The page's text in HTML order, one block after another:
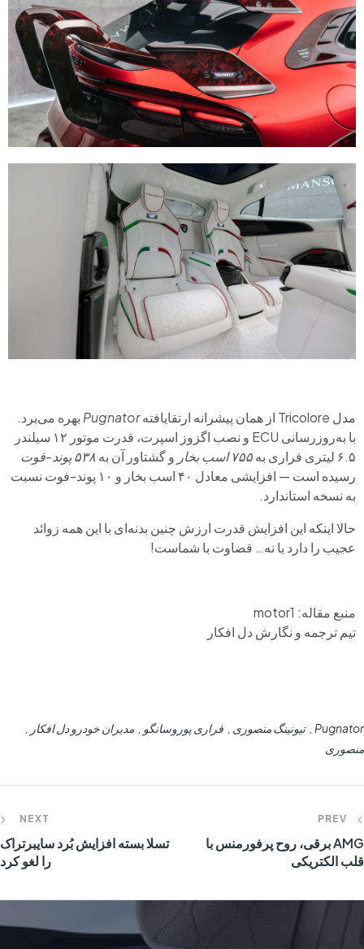
مدل Tricolore از همان پیشرانه ارتقایافته Pugnator بهره می‌برد.
با به‌روزرسانی ECU و نصب اگزوز اسپرت، قدرت موتور ۱۲ سیلندر
۶.۵ لیتری فراری به
۷۵۵ اسب بخار و گشتاور آن به ۵۳۸ پوند-فوت
رسیده است — افزایشی معادل ۴۰ اسب بخار و ۱۰ پوند-فوت نسبت
به نسخه استاندارد.
حالا اینکه این افزایش قدرت ارزش چنین بدنه‌ای با این همه زوائد
عجیب را دارد یا نه… قضاوت با شماست!
منبع مقاله: motor1
تیم ترجمه و نگارش دل افکار
Pugnator تیونینگ منصوری فراری پوروسانگو
مدیران خودرو دل افکار
منصوری
PREV
AMG برقی، روح پرفورمنس با
قلب الکتریکی
NEXT
تسلا بسته افزایش بُرد سایبرتراک
را لغو کرد